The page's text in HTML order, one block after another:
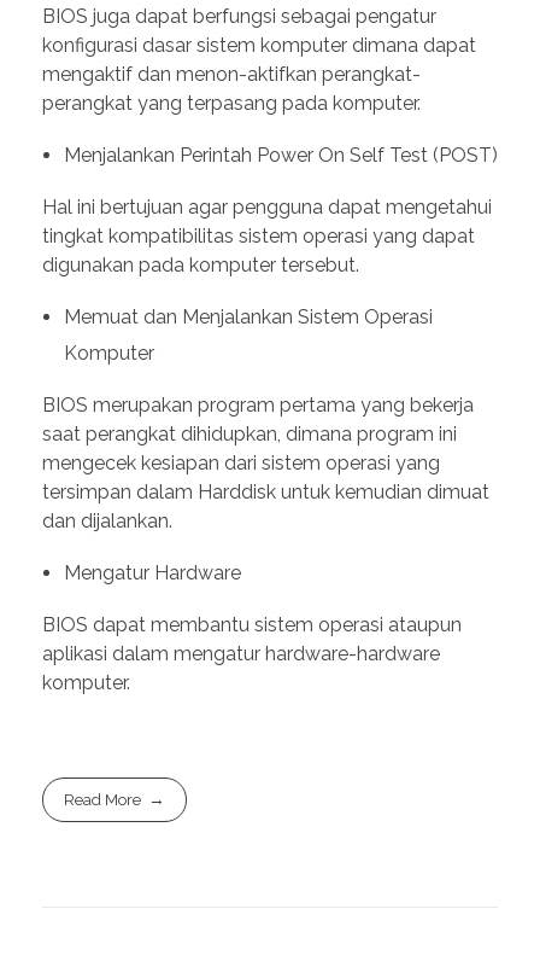
BIOS juga dapat berfungsi sebagai pengatur
konfigurasi dasar sistem komputer dimana dapat
mengaktif dan menon-aktifkan perangkat-
perangkat yang terpasang pada komputer.
Menjalankan Perintah Power On Self Test (POST)
Hal ini bertujuan agar pengguna dapat mengetahui
tingkat kompatibilitas sistem operasi yang dapat
digunakan pada komputer tersebut.
Memuat dan Menjalankan Sistem Operasi
Komputer
BIOS merupakan program pertama yang bekerja
saat perangkat dihidupkan, dimana program ini
mengecek kesiapan dari sistem operasi yang
tersimpan dalam Harddisk untuk kemudian dimuat
dan dijalankan.
Mengatur Hardware
BIOS dapat membantu sistem operasi ataupun
aplikasi dalam mengatur hardware-hardware
komputer.
Read More